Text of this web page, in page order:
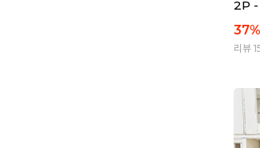
2P -
37%
리뷰